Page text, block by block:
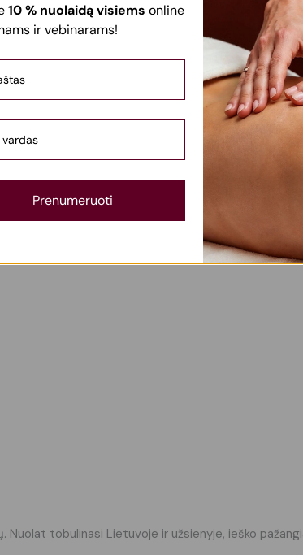
kūną iš sąstingio.
skysčiai, mažėja audinių aktyvumas, oda
taip, kaip jis buvo sukurtas funkcionuoti.
teorinį pagrindą. Aptarsime dažniausias klaidas
galėsite iš karto pritaikyti ir įtvirtinti.
Nuolat tobulinasi Lietuvoje ir užsienyje, ieško
10 % nuolaidą visiems online
ir vebinarams!
Prenumeruoti